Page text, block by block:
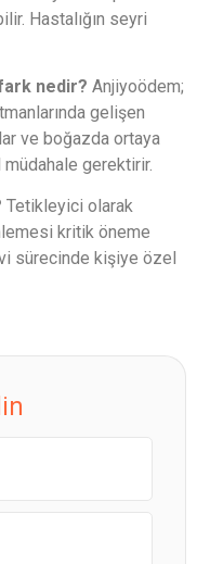
Hastalığın seyri
nedir? Anjiyoödem;
gelişen
ve boğazda ortaya
gerektirir.
Tetikleyici olarak
kritik öneme
sürecinde kişiye özel